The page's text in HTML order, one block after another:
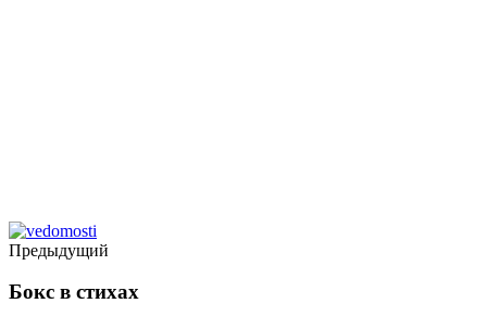
Предыдущий
Бокс в стихах